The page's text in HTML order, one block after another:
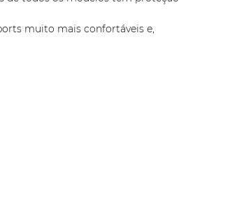
muito mais confortáveis e,